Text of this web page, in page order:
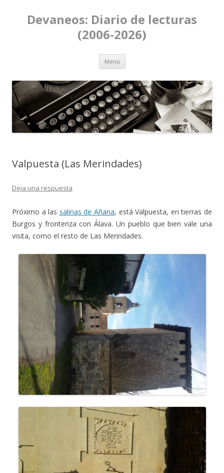
Devaneos: Diario de lecturas
(2006-2026)
Menú Ir al contenido
Valpuesta (Las Merindades)
Deja una respuesta
Próximo a las salinas de Añana, está Valpuesta, en tierras de
Burgos y fronteriza con Álava. Un pueblo que bien vale una
visita, como el resto de Las Merindades.